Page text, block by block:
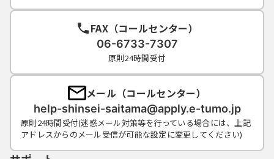
５ 電子証明書の取得・管理
（１）利用者が、システムを利用して申請･届
出等の手続を行う場合、電子的な署名（以下
「電子署名」という。）を必要とするものが
あります。電子署名が必要な手続について
は、自ら電子証明書を取得して、申請･届出等
のデータに署名を付けて申請するものとしま
す。
FAX（コールセンター）
06-6733-7307
原則24時間受付
メール（コールセンター）
help-shinsei-saitama@apply.e-tumo.jp
原則24時間受付(迷惑メール対策等を行っている場合には、上記
アドレスからのメール受信が可能な設定に変更してください)